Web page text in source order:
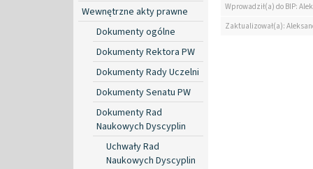
Wewnętrzne akty prawne
Dokumenty ogólne
Dokumenty Rektora PW
Dokumenty Rady Uczelni
Dokumenty Senatu PW
Dokumenty Rad
Naukowych Dyscyplin
Uchwały Rad
Naukowych Dyscyplin
Wprowadził(a) do BIP:
Zaktualizował(a):